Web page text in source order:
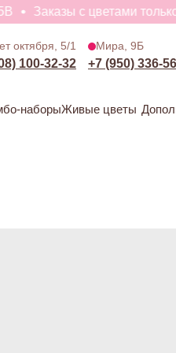
Заказы с цветами только
наборыЖивые цветы
октября, 5/1
100-32-32
Мира, 9Б
+7 (950) 336-